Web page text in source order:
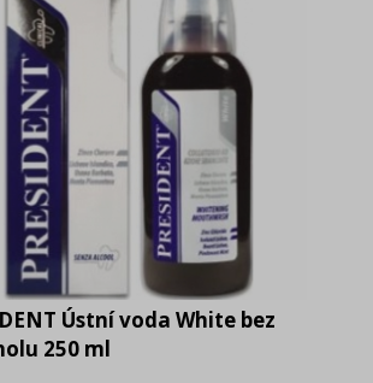
Ústní voda White bez
250 ml